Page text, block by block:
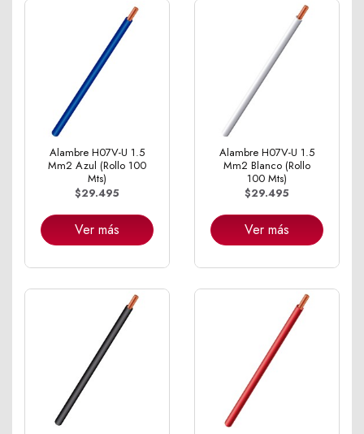
Alambre H07V-U 1.5
Mm2 Azul (Rollo 100
Mts)
$29.495
Ver más
Alambre H07V-U 1.5
Mm2 Blanco (Rollo
100 Mts)
$29.495
Ver más